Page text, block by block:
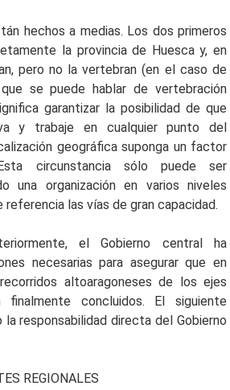
hechos a medias. Los dos primeros
la provincia de Huesca y, en
pero no la vertebran (en el caso de
que se puede hablar de vertebración
garantizar la posibilidad de que
y trabaje en cualquier punto del
geográfica suponga un factor
circunstancia sólo puede ser
una organización en varios niveles
las vías de gran capacidad.
el Gobierno central ha
necesarias para asegurar que en
altoaragoneses de los ejes
finalmente concluidos. El siguiente
responsabilidad directa del Gobierno
REGIONALES